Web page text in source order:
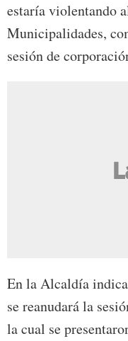
estaría violentando
Municipalidades,
sesión de
En la Alcaldía
se reanudará la
la cual se